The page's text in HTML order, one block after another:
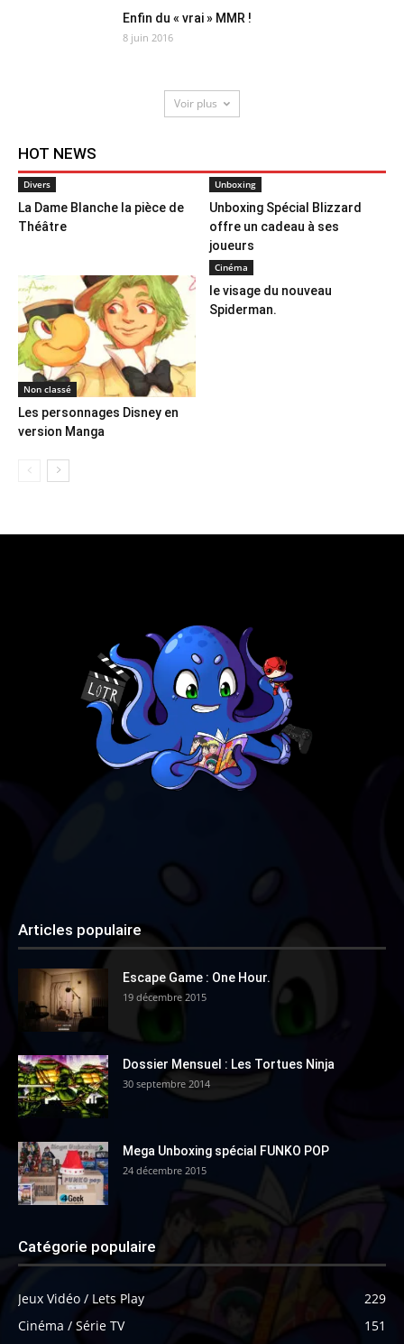
Enfin du « vrai » MMR !
8 juin 2016
Voir plus
HOT NEWS
Divers
La Dame Blanche la pièce de
Théâtre
Unboxing
Unboxing Spécial Blizzard
offre un cadeau à ses
joueurs
Non classé
Les personnages Disney en
version Manga
Cinéma
le visage du nouveau
Spiderman.
Articles populaire
Escape Game : One Hour.
19 décembre 2015
Dossier Mensuel : Les Tortues Ninja
30 septembre 2014
Mega Unboxing spécial FUNKO POP
24 décembre 2015
Catégorie populaire
Jeux Vidéo / Lets Play
229
Cinéma / Série TV
151